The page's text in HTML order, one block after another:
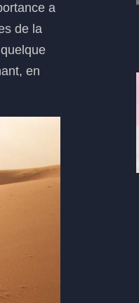
a
de la
en